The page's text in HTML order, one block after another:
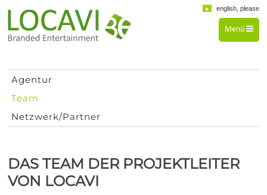
english, please
Menü
Agentur
Team
Netzwerk/Partner
DAS TEAM DER PROJEKTLEITER
VON LOCAVI